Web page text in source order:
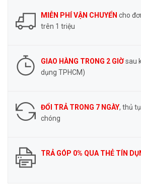
MIỄN PHÍ VẬN CHUYỂN cho
trên 1 triệu
GIAO HÀNG TRONG 2 GIỜsau
dụng TPHCM)
ĐỔI TRẢ TRONG 7 NGÀY, thủ
chóng
TRẢ GÓP 0% QUA THẺ TÍN